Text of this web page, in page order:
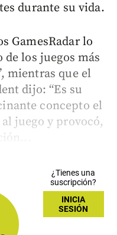
durante su vida.
GamesRadar lo
los juegos más
mientras que el
dijo: “Es su
concepto el
juego y provocó,
¿Tienes una
suscripción?
INICIA
SESIÓN